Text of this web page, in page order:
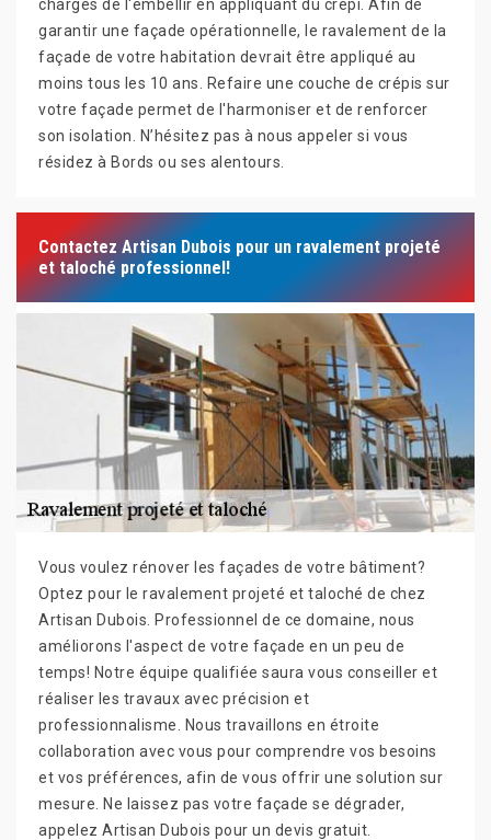
chargés de l'embellir en appliquant du crépi. Afin de
garantir une façade opérationnelle, le ravalement de la
façade de votre habitation devrait être appliqué au
moins tous les 10 ans. Refaire une couche de crépis sur
votre façade permet de l'harmoniser et de renforcer
son isolation. N’hésitez pas à nous appeler si vous
résidez à Bords ou ses alentours.
Contactez Artisan Dubois pour un ravalement projeté
et taloché professionnel!
Vous voulez rénover les façades de votre bâtiment?
Optez pour le ravalement projeté et taloché de chez
Artisan Dubois. Professionnel de ce domaine, nous
améliorons l'aspect de votre façade en un peu de
temps! Notre équipe qualifiée saura vous conseiller et
réaliser les travaux avec précision et
professionnalisme. Nous travaillons en étroite
collaboration avec vous pour comprendre vos besoins
et vos préférences, afin de vous offrir une solution sur
mesure. Ne laissez pas votre façade se dégrader,
appelez Artisan Dubois pour un devis gratuit.